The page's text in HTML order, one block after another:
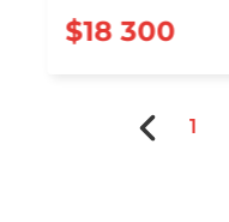
$18 300
1